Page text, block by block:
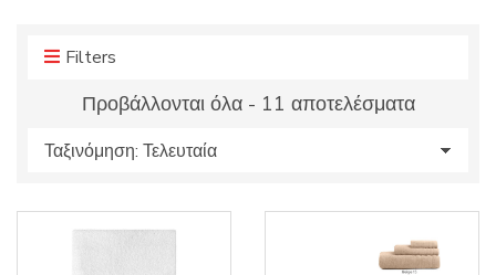
Filters
Προβάλλονται όλα - 11 αποτελέσματαSorted
latest